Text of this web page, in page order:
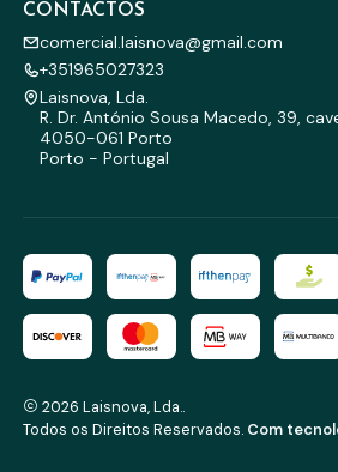
CONTACTOS
comercial.laisnova@gmail.com
+351965027323
Laisnova, Lda.
R. Dr. António Sousa Macedo, 39,
4050-061 Porto
Porto - Portugal
2026 Laisnova, Lda..
Todos os Direitos Reservados. Com